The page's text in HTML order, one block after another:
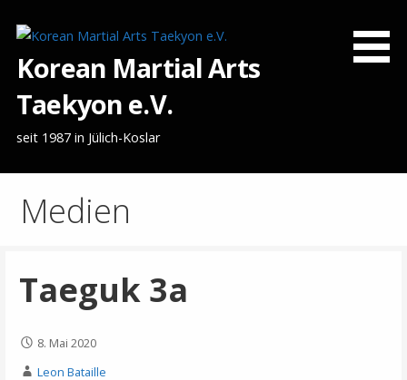
Inhalt
springenKorean Martial Arts
Taekyon e.V.
seit 1987 in Jülich-Koslar
Medien
Taeguk 3a
8. Mai 2020
Leon Bataille